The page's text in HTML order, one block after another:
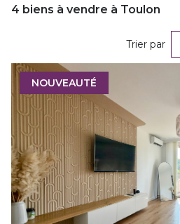
4 biens à vendre à Toulon
Trier par
NOUVEAUTÉ